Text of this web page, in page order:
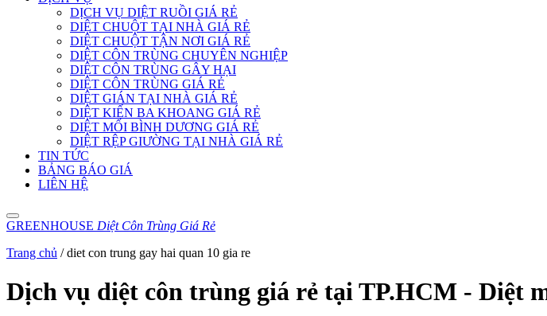
DỊCH VỤ DIỆT RUỒI GIÁ RẺ
DIỆT CHUỘT TẠI NHÀ GIÁ RẺ
DIỆT CHUỘT TẬN NƠI GIÁ RẺ
DIỆT CÔN TRÙNG CHUYÊN NGHIỆP
DIỆT CÔN TRÙNG GÂY HẠI
DIỆT CÔN TRÙNG GIÁ RẺ
DIỆT GIÁN TẠI NHÀ GIÁ RẺ
DIỆT KIẾN BA KHOANG GIÁ RẺ
DIỆT MỐI BÌNH DƯƠNG GIÁ RẺ
DIỆT RỆP GIƯỜNG TẠI NHÀ GIÁ RẺ
TIN TỨC
BẢNG BÁO GIÁ
LIÊN HỆ
GREENHOUSE Diệt Côn Trùng Giá Rẻ
Trang chủ /diet con trung gay hai quan 10 gia re
Dịch vụ diệt côn trùng giá rẻ tại TP.HCM - Diệt